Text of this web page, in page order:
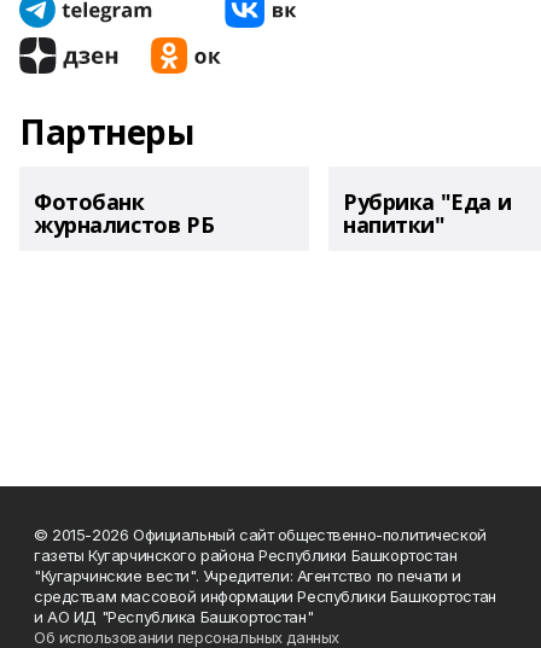
Партнеры
Фотобанк
журналистов РБ
Рубрика "Еда и
напитки"
© 2015-2026 Официальный сайт общественно-политической
газеты Кугарчинского района Республики Башкортостан
"Кугарчинские вести". Учредители: Агентство по печати и
средствам массовой информации Республики Башкортостан
и АО ИД "Республика Башкортостан"
Об использовании персональных данных